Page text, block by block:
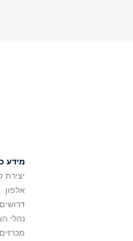
מידע
יצירת
אלפון
דרושים
נהלי
מכרזים